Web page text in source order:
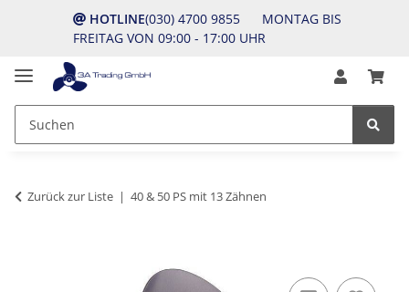
HOTLINE(030) 4700 9855 MONTAG BIS
FREITAG VON 09:00 - 17:00 UHR
Zurück zur Liste 40 & 50 PS mit 13 Zähnen